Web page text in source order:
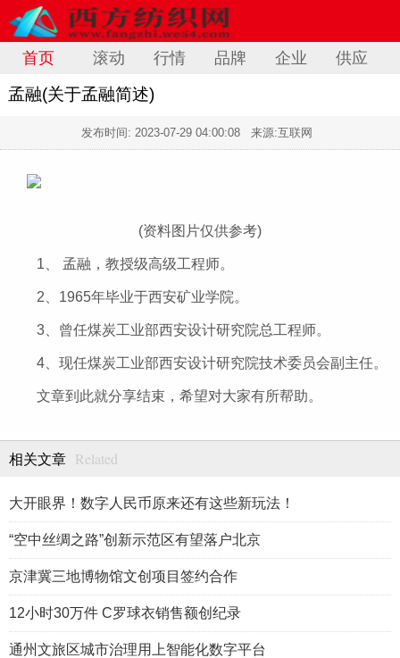
首页 滚动 行情 品牌 企业 供应
孟融(关于孟融简述)
发布时间: 2023-07-29 04:00:08 来源:互联网
(资料图片仅供参考)
1、 孟融，教授级高级工程师。
2、1965年毕业于西安矿业学院。
3、曾任煤炭工业部西安设计研究院总工程师。
4、现任煤炭工业部西安设计研究院技术委员会副主任。
文章到此就分享结束，希望对大家有所帮助。
相关文章 Related
大开眼界！数字人民币原来还有这些新玩法！
“空中丝绸之路”创新示范区有望落户北京
京津冀三地博物馆文创项目签约合作
12小时30万件 C罗球衣销售额创纪录
通州文旅区城市治理用上智能化数字平台